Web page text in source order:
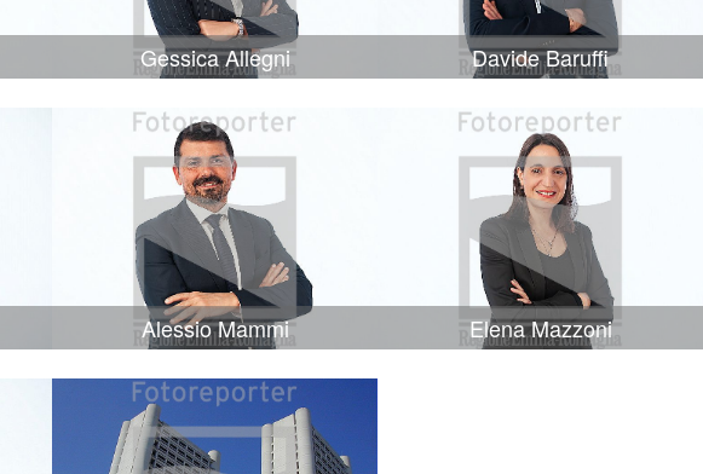
Gessica Allegni Davide Baruffi
Alessio Mammi Elena Mazzoni